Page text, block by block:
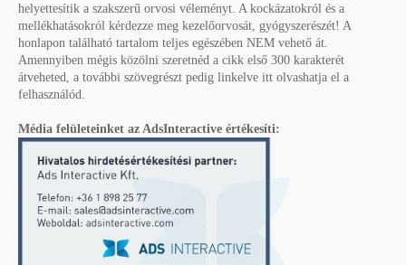
helyettesítik a szakszerű orvosi véleményt. A kockázatokról és a
mellékhatásokról kérdezze meg kezelőorvosát, gyógyszerészét! A
honlapon található tartalom teljes egészében NEM vehető át.
Amennyiben mégis közölni szeretnéd a cikk első 300 karakterét
átveheted, a további szövegrészt pedig linkelve itt olvashatja el a
felhasználód.
Média felületeinket az AdsInteractive értékesíti: